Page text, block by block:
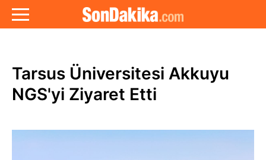
Tarsus Üniversitesi Akkuyu
NGS'yi Ziyaret Etti